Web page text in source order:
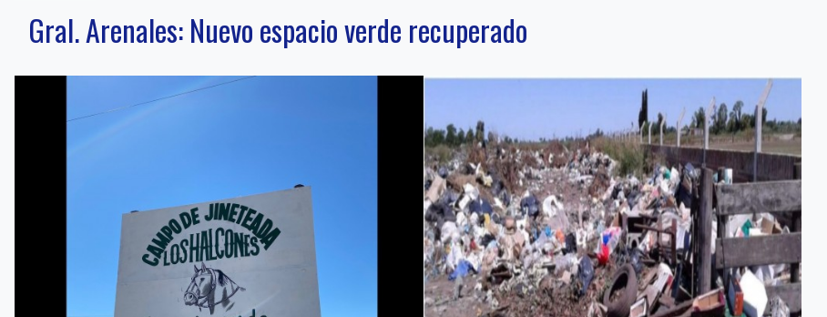
Gral. Arenales: Nuevo espacio verde recuperado